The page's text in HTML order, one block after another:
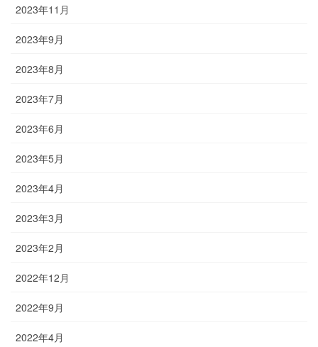
2023年11月
2023年9月
2023年8月
2023年7月
2023年6月
2023年5月
2023年4月
2023年3月
2023年2月
2022年12月
2022年9月
2022年4月